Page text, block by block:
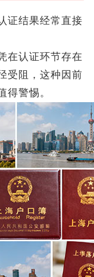
结果经常直接
认证环节存在
受阻，这种因前
得警惕。